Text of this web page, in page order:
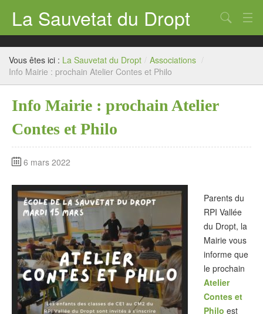
La Sauvetat du Dropt
Accueil
Mairie
Archives
Agenda 2026
Contact
Chercher
Vous êtes ici : La Sauvetat du Dropt / Associations /
Info Mairie : prochain Atelier Contes et Philo
Info Mairie : prochain Atelier
Contes et Philo
6 mars 2022
Parents du
RPI Vallée
du Dropt, la
Mairie vous
informe que
le prochain
Atelier
Contes et
Philo est